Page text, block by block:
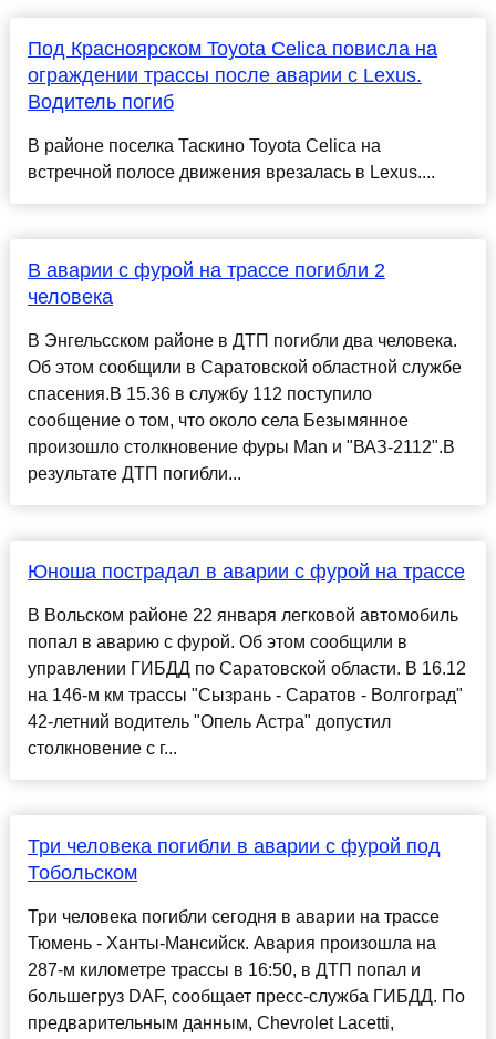
Под Красноярском Toyota Celica повисла на
ограждении трассы после аварии с Lexus.
Водитель погиб
В районе поселка Таскино Toyota Celica на
встречной полосе движения врезалась в Lexus....
В аварии с фурой на трассе погибли 2
человека
В Энгельсском районе в ДТП погибли два человека.
Об этом сообщили в Саратовской областной службе
спасения.В 15.36 в службу 112 поступило
сообщение о том, что около села Безымянное
произошло столкновение фуры Man и "ВАЗ-2112".В
результате ДТП погибли...
Юноша пострадал в аварии с фурой на трассе
В Вольском районе 22 января легковой автомобиль
попал в аварию с фурой. Об этом сообщили в
управлении ГИБДД по Саратовской области. В 16.12
на 146-м км трассы "Сызрань - Саратов - Волгоград"
42-летний водитель "Опель Астра" допустил
столкновение с г...
Три человека погибли в аварии с фурой под
Тобольском
Три человека погибли сегодня в аварии на трассе
Тюмень - Ханты-Мансийск. Авария произошла на
287-м километре трассы в 16:50, в ДТП попал и
большегруз DAF, сообщает пресс-служба ГИБДД. По
предварительным данным, Chevrolet Lacetti,